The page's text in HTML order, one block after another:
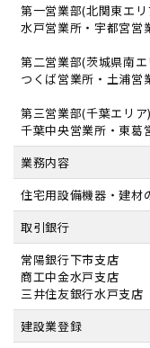
第一営業部(北関東エリ
水戸営業所・宇都宮営
第二営業部(茨城県南エ
つくば営業所・土浦営
第三営業部(千葉エリア)
千葉中央営業所・東葛
業務内容
住宅用設備機器・建材
取引銀行
常陽銀行下市支店
商工中金水戸支店
三井住友銀行水戸支店
建設業登録